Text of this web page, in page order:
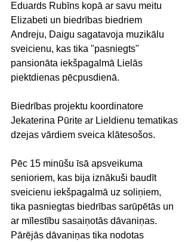
Eduards Rubīns kopā ar savu meitu
Elizabeti un biedrības biedriem
Andreju, Daigu sagatavoja muzikālu
sveicienu, kas tika "pasniegts"
pansionāta iekšpagalmā Lielās
piektdienas pēcpusdienā.
Biedrības projektu koordinatore
Jekaterina Pūrite ar Lieldienu tematikas
dzejas vārdiem sveica klātesošos.
Pēc 15 minūšu īsā apsveikuma
senioriem, kas bija iznākuši baudīt
sveicienu iekšpagalmā uz soliņiem,
tika pasniegtas biedrības sarūpētās un
ar mīlestību sasaiņotās dāvaniņas.
Pārējās dāvaniņas tika nodotas